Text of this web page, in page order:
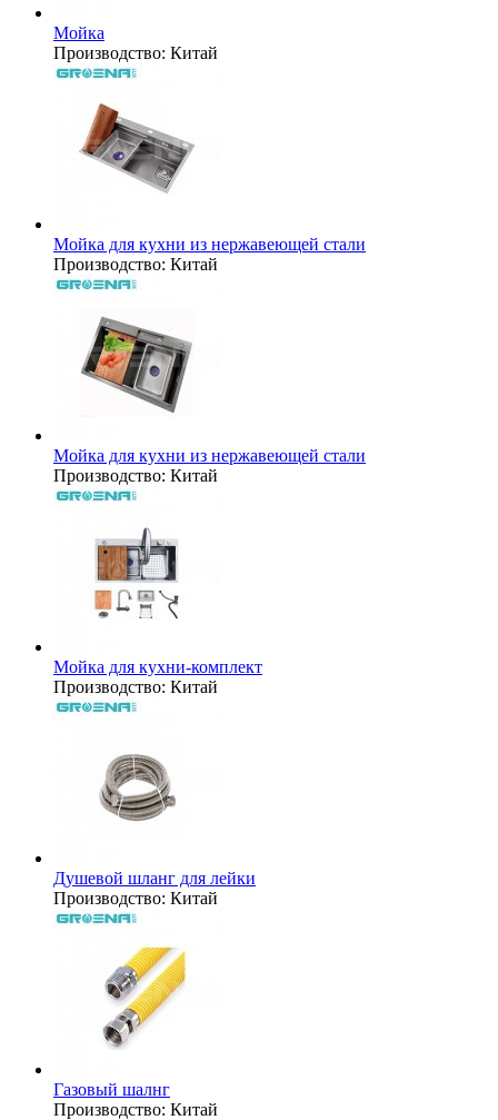
Мойка
Производство: Китай
Мойка для кухни из нержавеющей стали
Производство: Китай
Мойка для кухни из нержавеющей стали
Производство: Китай
Мойка для кухни-комплект
Производство: Китай
Душевой шланг для лейки
Производство: Китай
Газовый шалнг
Производство: Китай